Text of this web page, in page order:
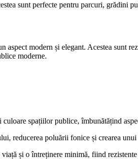
sunt perfecte pentru parcuri, grădini
modern și elegant. Acestea sunt
moderne.
culoare spațiilor publice, îmbunătățind
reducerea poluării fonice și crearea
și o întreținere minimă, fiind